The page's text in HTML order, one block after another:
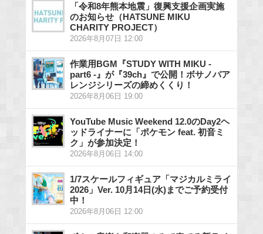
「令和8年熊本地震」復興支援企画実施
のお知らせ（HATSUNE MIKU
CHARITY PROJECT）
2026年8月07日 12:00
作業用BGM『STUDY WITH MIKU -
part6 -』が『39ch』で公開！ボサノバア
レンジシリーズの締めくくり！
2026年8月06日 19:00
YouTube Music Weekend 12.0のDay2ヘ
ッドライナーに「ポケモン feat. 初音ミ
ク」が参加決定！
2026年8月06日 14:00
1/7スケールフィギュア「マジカルミライ
2026」Ver. 10月14日(水)までご予約受付
中！
2026年8月06日 12:00